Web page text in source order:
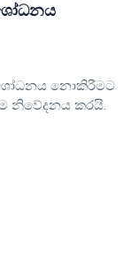
නොකිරීමට
නිවේදනය කරයි.